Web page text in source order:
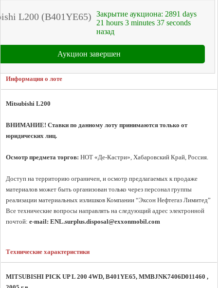
L200 (B401YE65) Закрытие аукциона: 2891 days
21 hours 3 minutes 37 seconds
назад
Аукцион завершен
Информация о лоте
Mitsubishi L200
ВНИМАНИЕ! Ставки по данному лоту принимаются только от
юридических лиц.
Осмотр предмета торгов: НОТ «Де-Кастри», Хабаровский Край, Россия.
Доступ на территорию ограничен, и осмотр предлагаемых к продаже
материалов может быть организован только через персонал группы
реализации материальных излишков Компании “Эксон Нефтегаз Лимитед”
Все технические вопросы направлять на следующий адрес электронной
почтой: e-mail: ENL.surplus.disposal@exxonmobil.com
Технические характеристики
MITSUBISHI PICK UP L 200 4WD, B401YE65, MMBJNK7406D011460 ,